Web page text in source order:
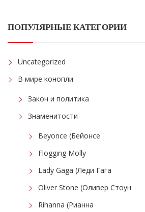
ПОПУЛЯРНЫЕ КАТЕГОРИИ
Uncategorized
В мире конопли
Закон и политика
Знаменитости
Beyonce (Бейонсе
Flogging Molly
Lady Gaga (Леди Гага
Oliver Stone (Оливер Стоун
Rihanna (Рианна